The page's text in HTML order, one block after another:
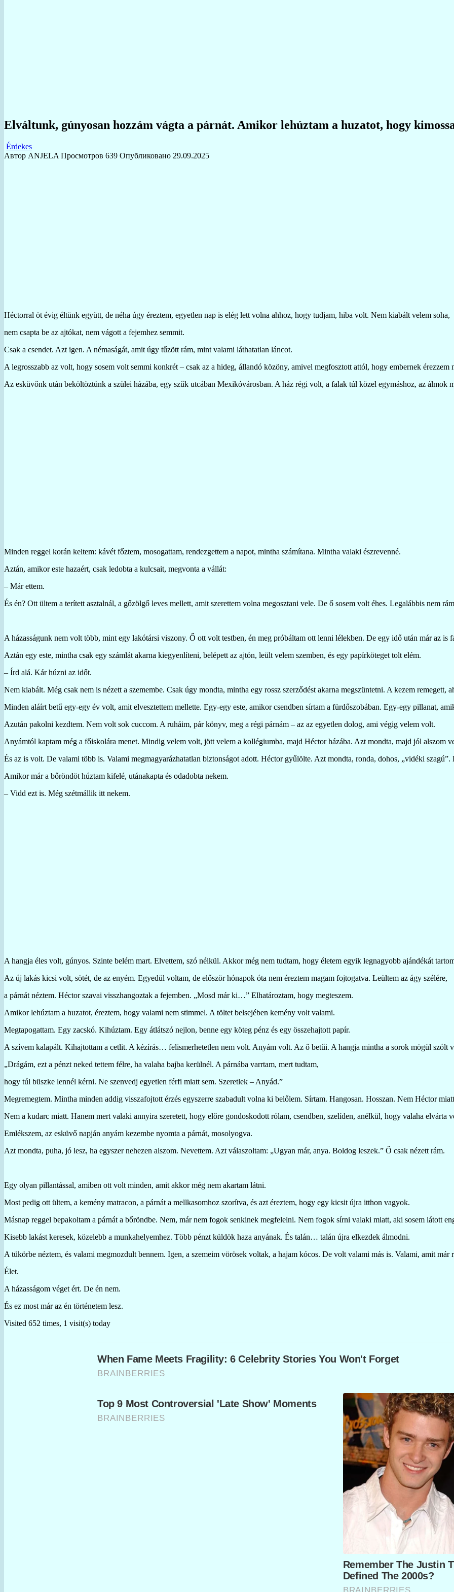
Elváltunk, gúnyosan hozzám vágta a párnát. Amikor lehúztam a huzatot, hogy
Érdekes
Автор ANJELA Просмотров 639 Опубликовано 29.09.2025
Héctorral öt évig éltünk együtt, de néha úgy éreztem, egyetlen nap is elég lett volna ahhoz, hogy tudjam, hiba volt. Nem kiabált velem soha,
nem csapta be az ajtókat, nem vágott a fejemhez semmit.
Csak a csendet. Azt igen. A némaságát, amit úgy tűzött rám, mint valami láthatatlan láncot.
A legrosszabb az volt, hogy sosem volt semmi konkrét – csak az a hideg, állandó közöny, amivel megfosztott attól, hogy embernek érezzem
Az esküvőnk után beköltöztünk a szülei házába, egy szűk utcában Mexikóvárosban. A ház régi volt, a falak túl közel egymáshoz, az álmok
Minden reggel korán keltem: kávét főztem, mosogattam, rendezgettem a napot, mintha számítana. Mintha valaki észrevenné.
Aztán, amikor este hazaért, csak ledobta a kulcsait, megvonta a vállát:
– Már ettem.
És én? Ott ültem a terített asztalnál, a gőzölgő leves mellett, amit szerettem volna megosztani vele. De ő sosem volt éhes. Legalábbis nem
A házasságunk nem volt több, mint egy lakótársi viszony. Ő ott volt testben, én meg próbáltam ott lenni lélekben. De egy idő után már az is
Aztán egy este, mintha csak egy számlát akarna kiegyenlíteni, belépett az ajtón, leült velem szemben, és egy papírköteget tolt elém.
– Írd alá. Kár húzni az időt.
Nem kiabált. Még csak nem is nézett a szemembe. Csak úgy mondta, mintha egy rossz szerződést akarna megszüntetni. A kezem remegett,
Minden aláírt betű egy-egy év volt, amit elvesztettem mellette. Egy-egy este, amikor csendben sírtam a fürdőszobában. Egy-egy pillanat,
Azután pakolni kezdtem. Nem volt sok cuccom. A ruháim, pár könyv, meg a régi párnám – az az egyetlen dolog, ami végig velem volt.
Anyámtól kaptam még a főiskolára menet. Mindig velem volt, jött velem a kollégiumba, majd Héctor házába. Azt mondta, majd jól alszom
És az is volt. De valami több is. Valami megmagyarázhatatlan biztonságot adott. Héctor gyűlölte. Azt mondta, ronda, dohos, „vidéki szagú”.
Amikor már a bőröndöt húztam kifelé, utánakapta és odadobta nekem.
– Vidd ezt is. Még szétmállik itt nekem.
A hangja éles volt, gúnyos. Szinte belém mart. Elvettem, szó nélkül. Akkor még nem tudtam, hogy életem egyik legnagyobb ajándékát
Az új lakás kicsi volt, sötét, de az enyém. Egyedül voltam, de először hónapok óta nem éreztem magam fojtogatva. Leültem az ágy szélére,
a párnát néztem. Héctor szavai visszhangoztak a fejemben. „Mosd már ki…” Elhatároztam, hogy megteszem.
Amikor lehúztam a huzatot, éreztem, hogy valami nem stimmel. A töltet belsejében kemény volt valami.
Megtapogattam. Egy zacskó. Kihúztam. Egy átlátszó nejlon, benne egy köteg pénz és egy összehajtott papír.
A szívem kalapált. Kihajtottam a cetlit. A kézírás… felismerhetetlen nem volt. Anyám volt. Az ő betűi. A hangja mintha a sorok mögül szólt
„Drágám, ezt a pénzt neked tettem félre, ha valaha bajba kerülnél. A párnába varrtam, mert tudtam,
hogy túl büszke lennél kérni. Ne szenvedj egyetlen férfi miatt sem. Szeretlek – Anyád.”
Megremegtem. Mintha minden addig visszafojtott érzés egyszerre szabadult volna ki belőlem. Sírtam. Hangosan. Hosszan. Nem Héctor
Nem a kudarc miatt. Hanem mert valaki annyira szeretett, hogy előre gondoskodott rólam, csendben, szelíden, anélkül, hogy valaha elvárta
Emlékszem, az esküvő napján anyám kezembe nyomta a párnát, mosolyogva.
Azt mondta, puha, jó lesz, ha egyszer nehezen alszom. Nevettem. Azt válaszoltam: „Ugyan már, anya. Boldog leszek.” Ő csak nézett rám.
Egy olyan pillantással, amiben ott volt minden, amit akkor még nem akartam látni.
Most pedig ott ültem, a kemény matracon, a párnát a mellkasomhoz szorítva, és azt éreztem, hogy egy kicsit újra itthon vagyok.
Másnap reggel bepakoltam a párnát a bőröndbe. Nem, már nem fogok senkinek megfelelni. Nem fogok sírni valaki miatt, aki sosem látott
Kisebb lakást keresek, közelebb a munkahelyemhez. Több pénzt küldök haza anyának. És talán… talán újra elkezdek álmodni.
A tükörbe néztem, és valami megmozdult bennem. Igen, a szemeim vörösek voltak, a hajam kócos. De volt valami más is. Valami, amit már
Élet.
A házasságom véget ért. De én nem.
És ez most már az én történetem lesz.
Visited 652 times, 1 visit(s) today